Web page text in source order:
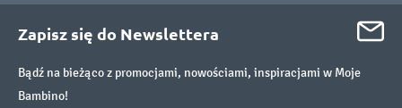
Zapisz się do Newslettera
Bądź na bieżąco z promocjami, nowościami, inspiracjami w Moje
Bambino!